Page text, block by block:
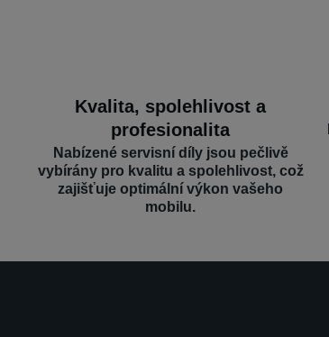
Kvalita, spolehlivost a
profesionalita
Nabízené servisní díly jsou pečlivě
vybírány pro kvalitu a spolehlivost, což
zajišťuje optimální výkon vašeho
mobilu.